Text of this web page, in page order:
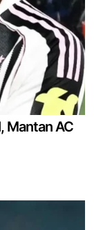
Mantan AC